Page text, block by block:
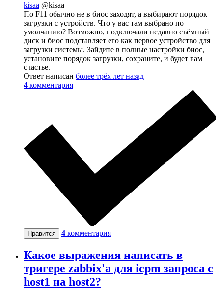
kisaa @kisaa
По F11 обычно не в биос заходят, а выбирают порядок
загрузки с устройств. Что у вас там выбрано по
умолчанию? Возможно, подключали недавно съёмный
диск и биос подставляет его как первое устройство для
загрузки системы. Зайдите в полные настройки биос,
установите порядок загрузки, сохраните, и будет вам
счастье.
Ответ написан более трёх лет назад
4 комментария
Нравится 4 комментария
Какое выражения написать в
тригере zabbix'a для icpm запроса с
host1 на host2?